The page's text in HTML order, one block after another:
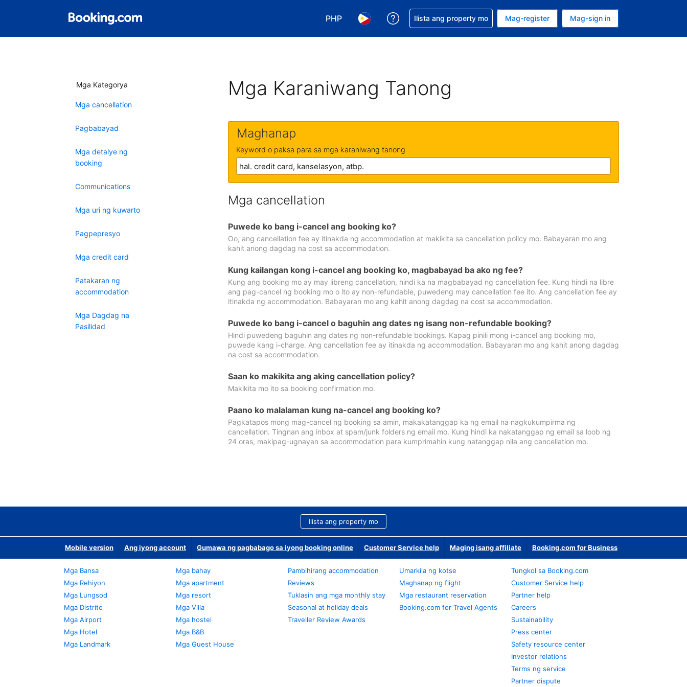
PHP
Pumili ng currency mo. PHP ang currency mo ngayon
Pumili ng wika mo. Filipino ang wika mo ngayon
Makakuha ng tulong sa reservation mo
Ilista ang property mo Mag-register Mag-sign in
Mga Kategorya
Mga cancellation
Pagbabayad
Mga detalye ng
booking
Communications
Mga uri ng kuwarto
Pagpepresyo
Mga credit card
Patakaran ng
accommodation
Mga Dagdag na
Pasilidad
Mga Karaniwang Tanong
Maghanap
Keyword o paksa para sa mga karaniwang tanong
Mga cancellation
Puwede ko bang i-cancel ang booking ko?
Oo, ang cancellation fee ay itinakda ng accommodation at makikita sa cancellation policy mo. Babayaran mo ang
kahit anong dagdag na cost sa accommodation.
Kung kailangan kong i-cancel ang booking ko, magbabayad ba ako ng fee?
Kung ang booking mo ay may libreng cancellation, hindi ka na magbabayad ng cancellation fee. Kung hindi na libre
ang pag-cancel ng booking mo o ito ay non-refundable, puwedeng may cancellation fee ito. Ang cancellation fee ay
itinakda ng accommodation. Babayaran mo ang kahit anong dagdag na cost sa accommodation.
Puwede ko bang i-cancel o baguhin ang dates ng isang non-refundable booking?
Hindi puwedeng baguhin ang dates ng non-refundable bookings. Kapag pinili mong i-cancel ang booking mo,
puwede kang i-charge. Ang cancellation fee ay itinakda ng accommodation. Babayaran mo ang kahit anong dagdag
na cost sa accommodation.
Saan ko makikita ang aking cancellation policy?
Makikita mo ito sa booking confirmation mo.
Paano ko malalaman kung na-cancel ang booking ko?
Pagkatapos mong mag-cancel ng booking sa amin, makakatanggap ka ng email na nagkukumpirma ng
cancellation. Tingnan ang inbox at spam/junk folders ng email mo. Kung hindi ka nakatanggap ng email sa loob ng
24 oras, makipag-ugnayan sa accommodation para kumprimahin kung natanggap nila ang cancellation mo.
Ilista ang property mo
Mobile version Ang iyong account Gumawa ng pagbabago sa iyong booking online Customer Service help Maging isang affiliate Booking.com for Business
Mga Bansa
Mga Rehiyon
Mga Lungsod
Mga Distrito
Mga Airport
Mga Hotel
Mga Landmark
Mga bahay
Mga apartment
Mga resort
Mga Villa
Mga hostel
Mga B&B
Mga Guest House
Pambihirang accommodation
Reviews
Tuklasin ang mga monthly stay
Seasonal at holiday deals
Traveller Review Awards
Umarkila ng kotse
Maghanap ng flight
Mga restaurant reservation
Booking.com for Travel Agents
Tungkol sa Booking.com
Customer Service help
Partner help
Careers
Sustainability
Press center
Safety resource center
Investor relations
Terms ng service
Partner dispute